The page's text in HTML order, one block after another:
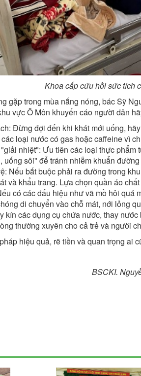
Khoa cấp cứu hồi sức tích
gặp trong mùa nắng nóng, bác Sỹ
vực Ô Môn khuyến cáo người dân
Đừng đợi đến khi khát mới uống,
loại nước có gas hoặc caffeine vì
nhiệt": Ưu tiên các loại thực
uống sôi" để tránh nhiễm khuẩn đường
Nếu bắt buộc phải ra đường trong
và khẩu trang. Lựa chọn quần áo
có các dấu hiệu như vã mồ hôi quá
di chuyển vào chỗ mát, nới lỏng
kín các dụng cụ chứa nước, thay
thường xuyên cho cả trẻ và người
hiệu quả, rẽ tiền và quan trọng ai
BSCKI.